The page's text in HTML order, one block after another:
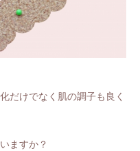
だけでなく肌の調子も良く
ますか？